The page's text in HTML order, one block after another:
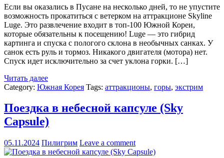
Если вы оказались в Пусане на несколько дней, то не упустите
возможность прокатиться с ветерком на аттракционе Skyline
Luge. Это развлечение входит в топ-100 Южной Кореи,
которые обязательны к посещению! Luge — это гибрид
картинга и спуска с пологого склона в необычных санках. У
санок есть руль и тормоз. Никакого двигателя (мотора) нет.
Спуск идет исключительно за счет уклона горки. […]
Читать далее
Category: Южная Корея Tags: аттракционы, горы, экстрим
Поездка в небесной капсуле (Sky
Capsule)
05.11.2024 Пилигрим Leave a comment